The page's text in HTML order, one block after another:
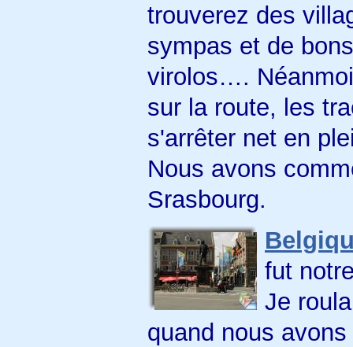
trouverez des
sympas et de bons
virolos….
sur la route, les
s'arrêter net en
Nous avons
Srasbourg.
fut
Je
quand nous